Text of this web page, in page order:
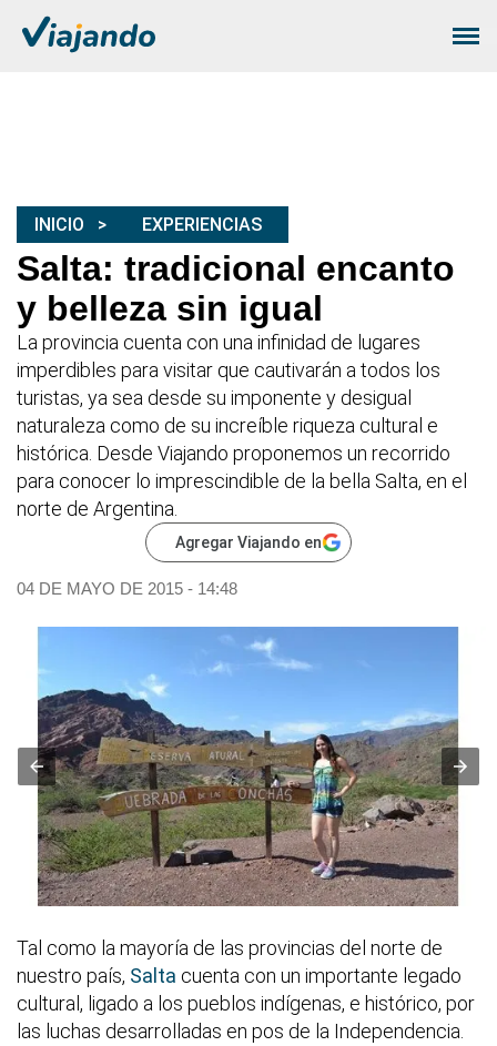
INICIO EXPERIENCIAS
Salta: tradicional encanto
y belleza sin igual
La provincia cuenta con una infinidad de lugares
imperdibles para visitar que cautivarán a todos los
turistas, ya sea desde su imponente y desigual
naturaleza como de su increíble riqueza cultural e
histórica. Desde Viajando proponemos un recorrido
para conocer lo imprescindible de la bella Salta, en el
norte de Argentina.
Agregar Viajando en
04 DE MAYO DE 2015 - 14:48
Tal como la mayoría de las provincias del norte de
nuestro país, Salta cuenta con un importante legado
cultural, ligado a los pueblos indígenas, e histórico, por
las luchas desarrolladas en pos de la Independencia.